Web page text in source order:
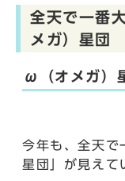
全天で一番
メガ）星団
ω（オメガ
今年も、全天で
星団」が見えて